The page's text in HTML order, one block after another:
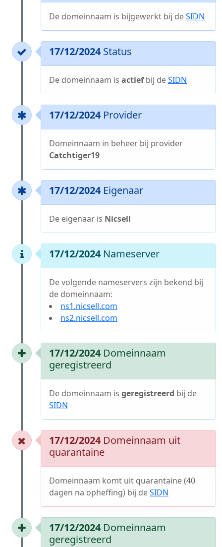
De domeinnaam is bijgewerkt bij deSIDN
17/12/2024 Status
De domeinnaam is actiefbij deSIDN
17/12/2024 Provider
Domeinnaam in beheer bij provider
Catchtiger19
17/12/2024 Eigenaar
De eigenaar is Nicsell
17/12/2024 Nameserver
De volgende nameservers zijn bekend bij
de domeinnaam:
ns1.nicsell.com
ns2.nicsell.com
17/12/2024 Domeinnaam
geregistreerd
De domeinnaam is geregistreerd bij de
SIDN
17/12/2024 Domeinnaam uit
quarantaine
Domeinnaam komt uit quarantaine (40
dagen na opheffing) bij deSIDN
17/12/2024 Domeinnaam
geregistreerd